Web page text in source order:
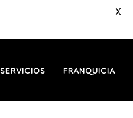
SERVICIOS FRANQUICIA
X